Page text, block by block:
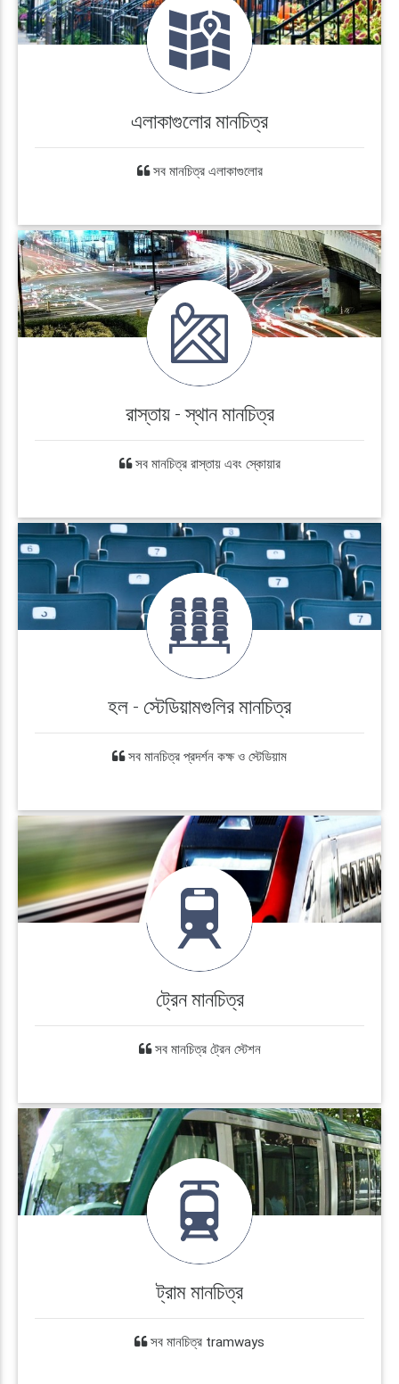
এলাকাগুলোর মানচিত্র
সব মানচিত্র এলাকাগুলোর
রাস্তায় - স্থান মানচিত্র
সব মানচিত্র রাস্তায় এবং স্কোয়ার
হল - স্টেডিয়ামগুলির মানচিত্র
সব মানচিত্র প্রদর্শন কক্ষ ও স্টেডিয়াম
ট্রেন মানচিত্র
সব মানচিত্র ট্রেন স্টেশন
ট্রাম মানচিত্র
সব মানচিত্র tramways